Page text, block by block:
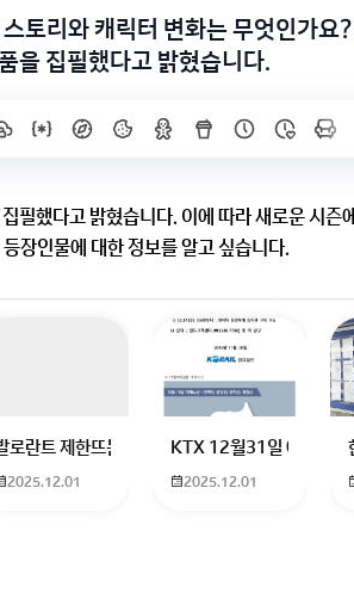
토리와 캐릭터 변화는 무엇인가요
을 집필했다고 밝혔습니다.
필했다고 밝혔습니다. 이에 따라 새로운 시즌
장인물에 대한 정보를 알고 싶습니다.
기준으로
드로 갈 수 있는 경로 알려주세요
ㅠㅠ 무슨 검정머리 남자 캐릭터에 더빙하신분도
로란트 제한뜨는데 어떻게 해야하나요? 친구가
2025.12.01
KTX 12월31일 예매 수원
2025.12.01